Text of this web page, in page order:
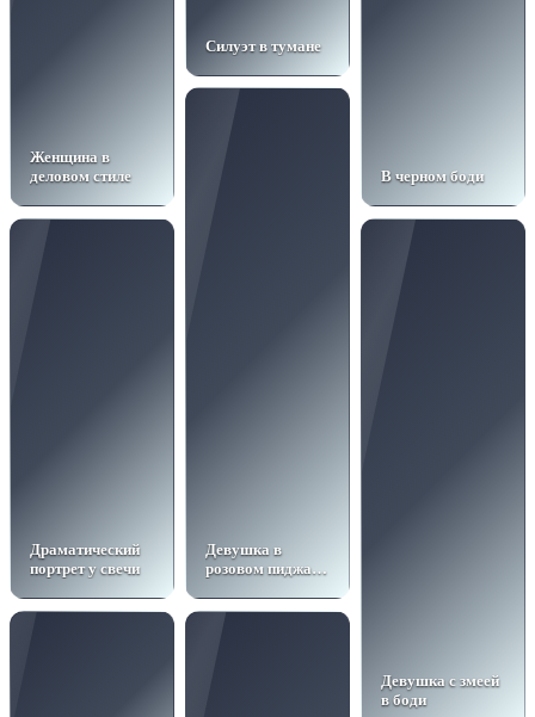
В черном боди
Женщина в
деловом стиле
Силуэт в тумане
Девушка в
розовом пиджаке
Драматический
портрет у свечи
Девушка с змеей
в боди